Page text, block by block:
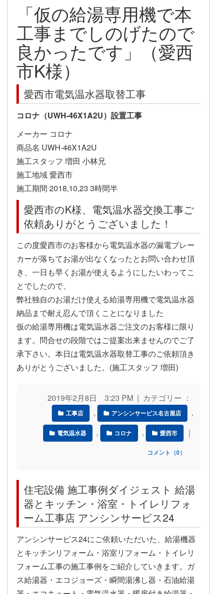
「仮の給湯専用機で本
工事までしのげたので
良かったです」（愛西
市K様）
愛西市電気温水器取替工事
コロナ（UWH-46X1A2U）設置工事
メーカー コロナ
商品名 UWH-46X1A2U
施工スタッフ 増田 小林兄
施工地域 愛西市
施工期間 2018,10,23 3時間半
愛西市のK様、電気温水器交換工事ご
依頼ありがとうございました！
この度愛西市のお客様から電気温水器の漏電ブレー
カーが落ちてお湯が出なくなったとお問い合わせ頂
き、一日も早くお湯が使えるようにしたいわってこ
とでしたので、
弊社独自のお湯だけ使える給湯専用機で電気温水器
納品まで耐え忍んで頂くことになりました
仮の給湯専用機は電気温水器ご注文のお客様に限り
ます。問合せの段階ではご提案出来ませんのでご了
承下さい。本日は電気温水器取替工事のご依頼頂き
ありがとうございました。(施工スタッフ 増田)
2019年2月8日 3:23 PM | カテゴリー ：
工事店 , アンシンサービス名古屋店 ,
電気温水器 , コロナ , 愛西市 ｜
コメント（0）
住宅設備 施工事例ダイジェスト 給湯
器とキッチン・浴室・トイレリフォ
ーム工事店 アンシンサービス24
アンシンサービス24にご依頼いただいた、給湯機器
とキッチンリフォーム・浴室リフォーム・トイレリ
フォーム工事の施工事例をご紹介していきます。ガ
ス給湯器・エコジョーズ・瞬間湯沸し器・石油給湯